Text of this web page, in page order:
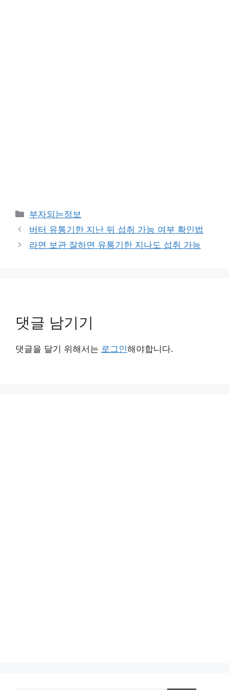
카
테
리
부자되는정보
버터 유통기한 지난 뒤 섭취 가능 여부 확인법
라면 보관 잘하면 유통기한 지나도 섭취 가능
댓글 남기기
댓글을 달기 위해서는 로그인해야합니다.